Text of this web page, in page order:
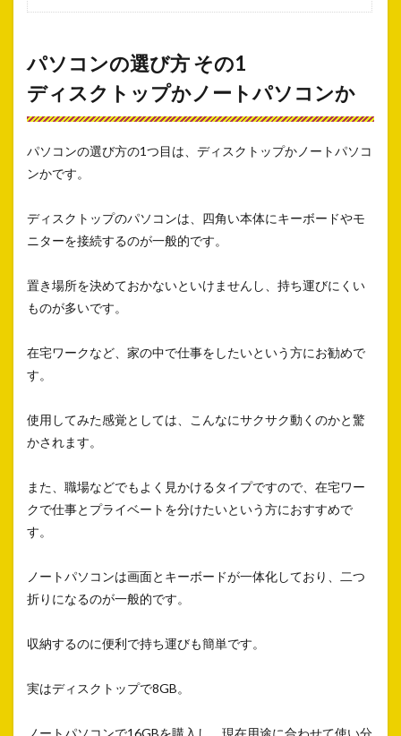
パソコンの選び方 その1
ディスクトップかノートパソコンか
パソコンの選び方の1つ目は、ディスクトップかノートパソコ
ンかです。
ディスクトップのパソコンは、四角い本体にキーボードやモ
ニターを接続するのが一般的です。
置き場所を決めておかないといけませんし、持ち運びにくい
ものが多いです。
在宅ワークなど、家の中で仕事をしたいという方にお勧めで
す。
使用してみた感覚としては、こんなにサクサク動くのかと驚
かされます。
また、職場などでもよく見かけるタイプですので、在宅ワー
クで仕事とプライベートを分けたいという方におすすめで
す。
ノートパソコンは画面とキーボードが一体化しており、二つ
折りになるのが一般的です。
収納するのに便利で持ち運びも簡単です。
実はディスクトップで8GB。
ノートパソコンで16GBを購入し、現在用途に合わせて使い分